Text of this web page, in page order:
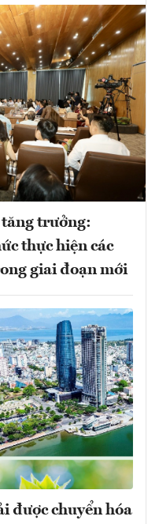
trưởng:
thực hiện các
giai đoạn mới
được chuyển hóa